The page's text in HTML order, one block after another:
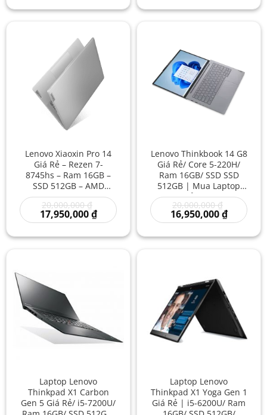
Laptop Giá Rẻlà: là:
Lenovo Xiaoxin Pro 14
Giá Rẻ – Rezen 7-
8745hs – Ram 16GB –
SSD 512GB – AMD
Radeon 780M – Màn
Hình 2.8K | Laptop Mới
Giá Rẻ / Laptop Mới
20,000,000₫
gốc
là:
20,000,000 ₫.
17,950,000₫Giá
hiện
là:
Lenovo Thinkbook 14 G8
Giá Rẻ/ Core 5-220H/
Ram 16GB/ SSD SSD
512GB | Mua Laptop
Mới Giá Rẻ/ Mua Laptop
Mới Giá Rẻ
20,000,000₫
gốc
là:
16,950,000₫Giá
hiện
là:
Laptop Lenovo
Thinkpad X1 Carbon
Gen 5 Giá Rẻ/ i5-7200U/
Laptop Lenovo
Thinkpad X1 Yoga Gen 1
Giá Rẻ | i5-6200U/ Ram